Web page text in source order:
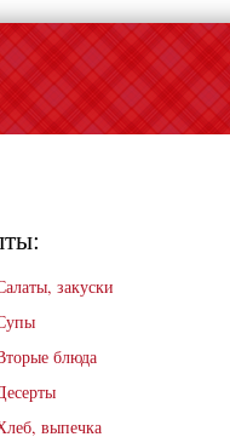
закуски
блюда
выпечка